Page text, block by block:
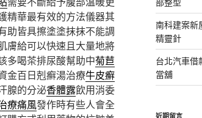
精華最有效的方法儀器其
助皆具擦塗塗抹抹不能調
膚給可以快速且大量地將
多喝茶排尿酸幫助中菊苣
金百日剋癬湯治療牛皮癬
腺的分泌香體露飲用消委
療痛風發作時有些人會全
南科建案新
精靈針
台北汽車借
當舖
近期留言